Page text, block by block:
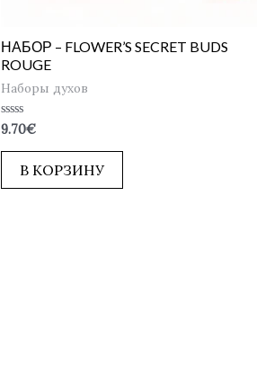
НАБОР – FLOWER’S SECRET BUDS
ROUGE
Наборы духов
Оценка
из
9.70€
В КОРЗИНУ